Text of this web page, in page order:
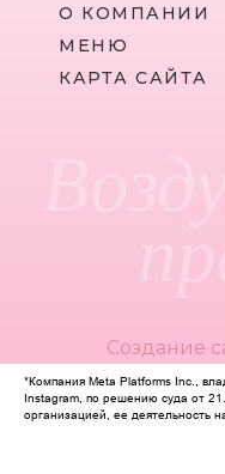
Создание
О КОМПАНИИ
КАРТА САЙТА
МЕНЮ
*Компания Meta Platforms Inc.,
Instagram, по решению суда от
организацией, ее деятельность